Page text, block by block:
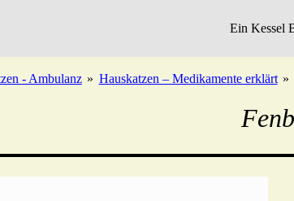
Ein Kessel
- Ambulanz » Hauskatzen – Medikamente erklärt »